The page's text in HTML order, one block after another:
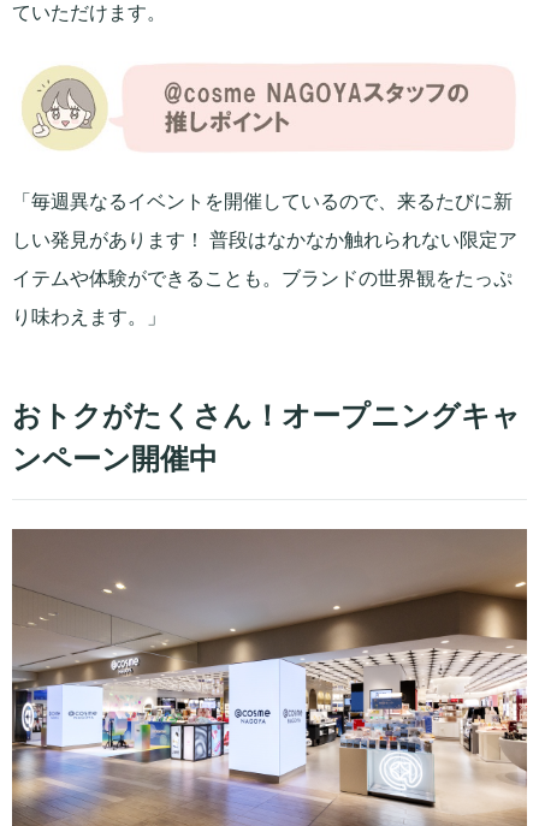
ていただけます。
「毎週異なるイベントを開催しているので、来るたびに新
しい発見があります！ 普段はなかなか触れられない限定ア
イテムや体験ができることも。ブランドの世界観をたっぷ
り味わえます。」
おトクがたくさん！オープニングキャ
ンペーン開催中